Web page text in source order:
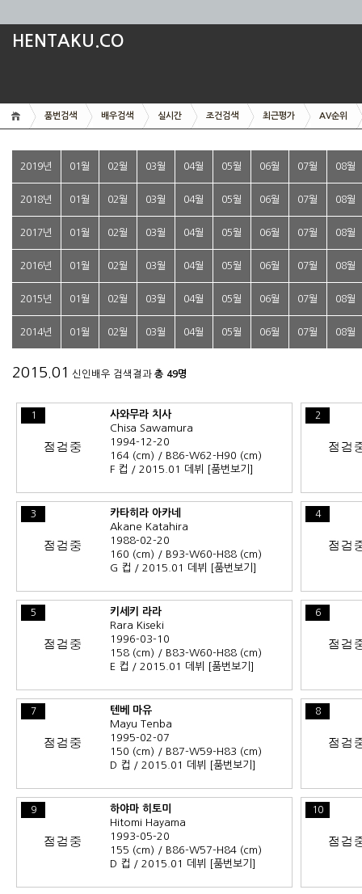
HENTAKU.CO
품번검색 배우검색 실시간 조건검색 최근평가 AV순위
2019년 01월 02월 03월 04월 05월 06월 07월 08월
2018년 01월 02월 03월 04월 05월 06월 07월 08월
2017년 01월 02월 03월 04월 05월 06월 07월 08월
2016년 01월 02월 03월 04월 05월 06월 07월 08월
2015년 01월 02월 03월 04월 05월 06월 07월 08월
2014년 01월 02월 03월 04월 05월 06월 07월 08월
2015.01 신인배우 검색결과 총 49명
1
사와무라 치사
Chisa Sawamura
1994-12-20
164 (cm) / B86-W62-H90 (cm)
F 컵 / 2015.01 데뷔
[품번보기]
2
3
카타히라 아카네
Akane Katahira
1988-02-20
160 (cm) / B93-W60-H88 (cm)
G 컵 / 2015.01 데뷔
[품번보기]
4
5
키세키 라라
Rara Kiseki
1996-03-10
158 (cm) / B83-W60-H88 (cm)
E 컵 / 2015.01 데뷔
[품번보기]
6
7
텐베 마유
Mayu Tenba
1995-02-07
150 (cm) / B87-W59-H83 (cm)
D 컵 / 2015.01 데뷔
[품번보기]
8
9
하야마 히토미
Hitomi Hayama
1993-05-20
155 (cm) / B86-W57-H84 (cm)
D 컵 / 2015.01 데뷔
[품번보기]
10